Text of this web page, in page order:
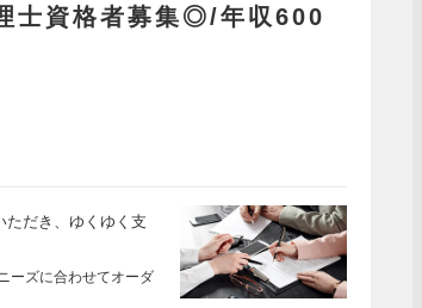
士資格者募集◎/年収600
ただき、ゆくゆく支
ーズに合わせてオーダ